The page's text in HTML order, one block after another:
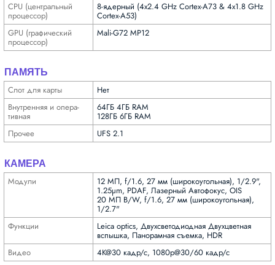
CPU (централь­ный
процес­сор)
8-ядерный (4x2.4 GHz Cortex-A73 & 4x1.8 GHz
Cortex-A53)
GPU (графи­ческий
процес­сор)
Mali-G72 MP12
ПАМЯТЬ
Слот для карты
Нет
Внутрен­няя и опера­
тивная
64ГБ 4ГБ RAM
128ГБ 6ГБ RAM
Прочее
UFS 2.1
КАМЕРА
Модули 12 МП, f/1.6, 27 мм (широкоугольная), 1/2.9",
1.25µm, PDAF, Лазерный Автофокус, OIS
20 МП B/W, f/1.6, 27 мм (широкоугольная),
1/2.7"
Функ­ции
Leica optics, Двух­светодиодная Двухцветная
вспышка, Панорамная съемка, HDR
Видео
4K@30 кадр/с, 1080p@30/60 кадр/с